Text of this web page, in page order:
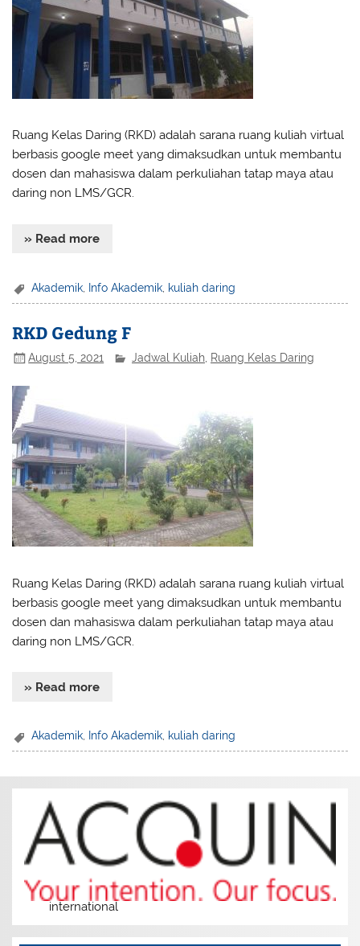
Ruang Kelas Daring (RKD) adalah sarana ruang kuliah virtual
berbasis google meet yang dimaksudkan untuk membantu
dosen dan mahasiswa dalam perkuliahan tatap maya atau
daring non LMS/GCR.
» Read more
Akademik Info Akademik kuliah daring
RKD Gedung F
August 5, 2021 Jadwal Kuliah Ruang Kelas Daring
Ruang Kelas Daring (RKD) adalah sarana ruang kuliah virtual
berbasis google meet yang dimaksudkan untuk membantu
dosen dan mahasiswa dalam perkuliahan tatap maya atau
daring non LMS/GCR.
» Read more
Akademik, Info Akademik, kuliah daring
international